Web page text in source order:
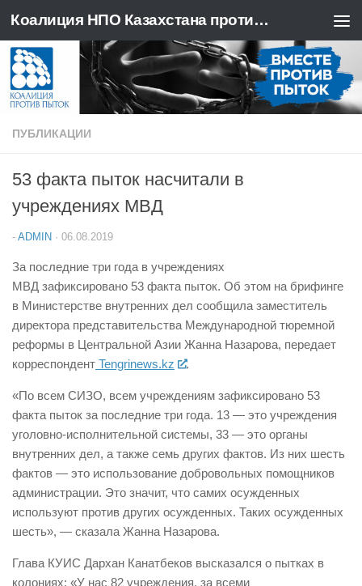
Перейти к содержимому Коалиция НПО Казахстана против пыток
ПУБЛИКАЦИИ
53 факта пыток насчитали в
учреждениях МВД
- ADMIN · 06.08.2019
За последние три года в учреждениях
МВД зафиксировано 53 факта пыток. Об этом на брифинге
в Министерстве внутренних дел сообщила заместитель
директора представительства Международной тюремной
реформы в Центральной Азии Жанна Назарова, передает
корреспондент Tengrinews.kz .
«По всем СИЗО, всем учреждениям зафиксировано 53
факта пыток за последние три года. 13 — это учреждения
уголовно-исполнительной системы, 33 — это органы
внутренних дел, а также семь других фактов. Из них шесть
фактов — это использование добровольных помощников
администрации. Это значит, что самих осужденных
используют против других осужденных. Таких осужденных
шесть», — сказала Жанна Назарова.
Глава КУИС Дархан Канатбеков высказался о пытках в
колониях: «У нас 82 учреждения, за всеми